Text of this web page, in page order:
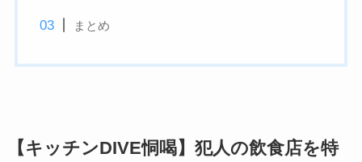
まとめ
【キッチンDIVE恫喝】犯人の飲食店を特